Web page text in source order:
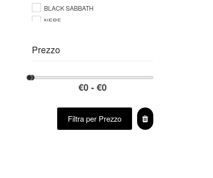
BLACK SABBATH
NERF
Prezzo
Filtra per Prezzo